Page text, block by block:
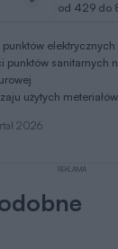
2026
od 429 do
elektrycznych
punktów sanitarnych
użytych
REKLAMA